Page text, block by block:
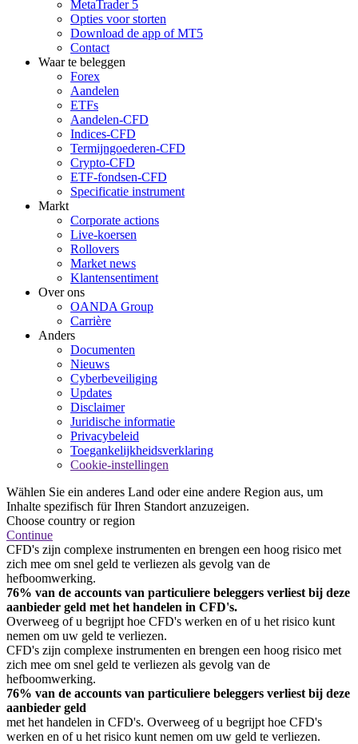
MetaTrader 5
Opties voor storten
Download de app of MT5
Contact
Waar te beleggen
Forex
Aandelen
ETFs
Aandelen-CFD
Indices-CFD
Termijngoederen-CFD
Crypto-CFD
ETF-fondsen-CFD
Specificatie instrument
Markt
Corporate actions
Live-koersen
Rollovers
Market news
Klantensentiment
Over ons
OANDA Group
Carrière
Anders
Documenten
Nieuws
Cyberbeveiliging
Updates
Disclaimer
Juridische informatie
Privacybeleid
Toegankelijkheidsverklaring
Cookie-instellingen
Wählen Sie ein anderes Land oder eine andere Region aus, um
Inhalte spezifisch für Ihren Standort anzuzeigen.
Choose country or region
Continue
CFD's zijn complexe instrumenten en brengen een hoog risico met
zich mee om snel geld te verliezen als gevolg van de
hefboomwerking.
76% van de accounts van particuliere beleggers verliest bij deze
aanbieder geld met het handelen in CFD's.
Overweeg of u begrijpt hoe CFD's werken en of u het risico kunt
nemen om uw geld te verliezen.
CFD's zijn complexe instrumenten en brengen een hoog risico met
zich mee om snel geld te verliezen als gevolg van de
hefboomwerking.
76% van de accounts van particuliere beleggers verliest bij deze
aanbieder geld
met het handelen in CFD's. Overweeg of u begrijpt hoe CFD's
werken en of u het risico kunt nemen om uw geld te verliezen.